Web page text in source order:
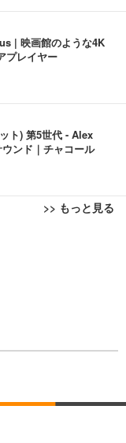
| 映画館のような4K
プレイヤー
ト) 第5世代 - Alex
ンド｜チャコール
>> もっと見る
テレワーク 疲れな
パクト 約105度ロッ
座面昇降 強化ナイロ
宅ワーク H-WY01
ラック
ェア 疲れない テレ
30度ロッキング機
ニター | FlexScan
USB Type-C・ホワ
ー DualSense 充電
ツ 薄型 レギュラー 1
枚
イトブルー)
L 中型犬用 26枚入